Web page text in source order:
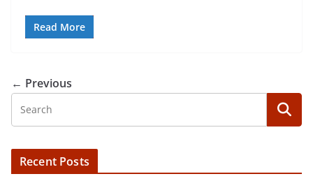
Read More
← Previous
Recent Posts